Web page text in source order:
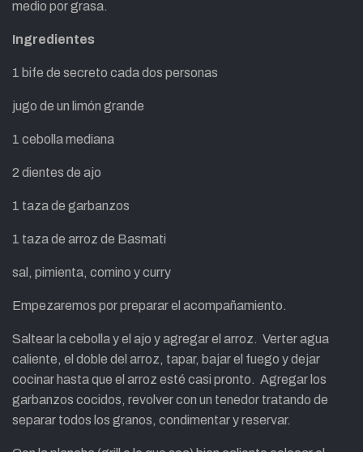
medio por grasa.
Ingredientes
1 bife de secreto cada dos personas
jugo de un limón grande
1 cebolla mediana
2 dientes de ajo
1 taza de garbanzos
1 taza de arroz de Basmati
sal, pimienta, comino y curry
Empezaremos por preparar el acompañamiento.
Saltear la cebolla y el ajo y agregar el arroz. Verter agua
caliente, el doble del arroz, tapar, bajar el fuego y dejar
cocinar hasta que el arroz esté casi pronto. Agregar los
garbanzos cocidos, revolver con un tenedor tratando de
separar todos los granos, condimentar y reservar.